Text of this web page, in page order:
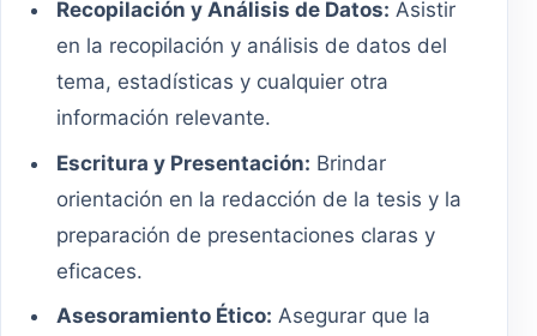
Recopilación y Análisis de Datos: Asistir
en la recopilación y análisis de datos del
tema, estadísticas y cualquier otra
información relevante.
Escritura y Presentación: Brindar
orientación en la redacción de la tesis y la
preparación de presentaciones claras y
eficaces.
Asesoramiento Ético: Asegurar que la